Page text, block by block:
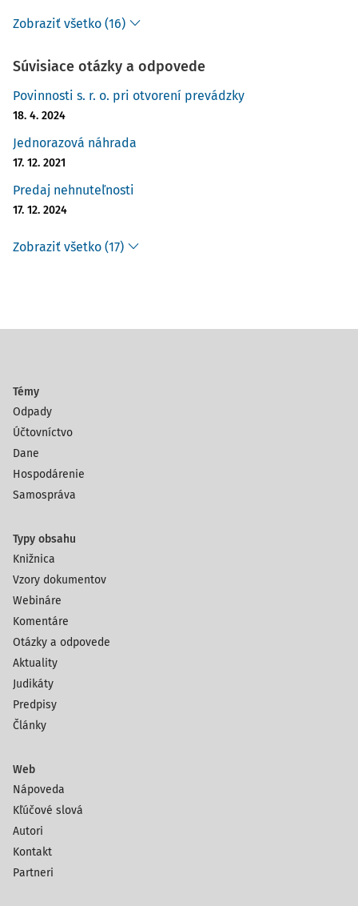
Zobraziť všetko (16)
Súvisiace otázky a odpovede
Povinnosti s. r. o. pri otvorení prevádzky
18. 4. 2024
Jednorazová náhrada
17. 12. 2021
Predaj nehnuteľnosti
17. 12. 2024
Zobraziť všetko (17)
Témy
Odpady
Účtovníctvo
Dane
Hospodárenie
Samospráva
Typy obsahu
Knižnica
Vzory dokumentov
Webináre
Komentáre
Otázky a odpovede
Aktuality
Judikáty
Predpisy
Články
Web
Nápoveda
Kľúčové slová
Autori
Kontakt
Partneri